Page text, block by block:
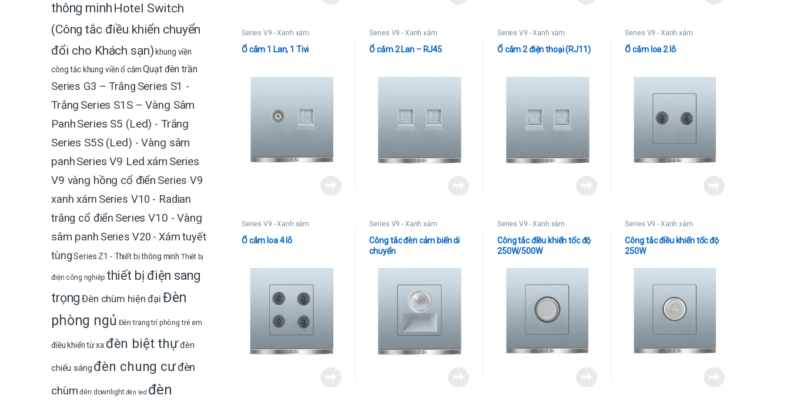
Series V9 - Xanh xám
Ổ cắm 1 Lan, 1 Tivi
Series V9 - Xanh xám
Ổ cắm 2 Lan – RJ45
Series V9 - Xanh xám
Ổ cắm 2 điện thoại (RJ11)
Series V9 - Xanh xám
Ổ cắm loa 2 lỗ
Series V9 - Xanh xám
Ổ cắm loa 4 lỗ
Series V9 - Xanh xám
Công tắc đèn cảm biến di
chuyển
Series V9 - Xanh xám
Công tắc điều khiển tốc độ
250W/500W
Series V9 - Xanh xám
Công tắc điều khiển tốc độ
250W
thông minh Hotel Switch
(Công tắc điều khiển chuyển
đổi cho Khách sạn) khung viền
công tắc khung viền ổ cắm Quạt đèn trần
Series G3 – Trắng Series S1 -
Trắng Series S1S – Vàng Sâm
PanhSeries S5 (Led) - Trắng
Series S5S (Led) - Vàng sâm
panhSeries V9 Led xám Series
V9 vàng hồng cổ điển Series V9
xanh xám Series V10 - Radian
trắng cổ điển Series V10 - Vàng
sâm panh Series V20 - Xám tuyết
tùng Series Z1 - Thiết bị thông minh Thiết bị
điện công nghiệp thiết bị điện sang
trọng Đèn chùm hiện đại Đèn
phòng ngủ Đèn trang trí phòng trẻ em
điều khiển từ xa đèn biệt thựđèn
chiếu sáng đèn chung cưđèn
chùm đèn downlight đèn led đèn